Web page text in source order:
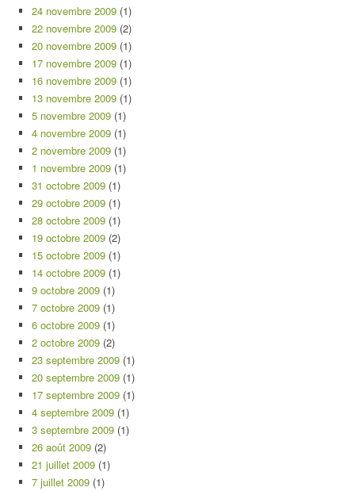
24 novembre 2009 (1)
22 novembre 2009 (2)
20 novembre 2009 (1)
17 novembre 2009 (1)
16 novembre 2009 (1)
13 novembre 2009 (1)
5 novembre 2009 (1)
4 novembre 2009 (1)
2 novembre 2009 (1)
1 novembre 2009 (1)
31 octobre 2009 (1)
29 octobre 2009 (1)
28 octobre 2009 (1)
19 octobre 2009 (2)
15 octobre 2009 (1)
14 octobre 2009 (1)
9 octobre 2009 (1)
7 octobre 2009 (1)
6 octobre 2009 (1)
2 octobre 2009 (2)
23 septembre 2009 (1)
20 septembre 2009 (1)
17 septembre 2009 (1)
4 septembre 2009 (1)
3 septembre 2009 (1)
26 août 2009 (2)
21 juillet 2009 (1)
7 juillet 2009 (1)